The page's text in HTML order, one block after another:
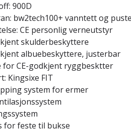
900D
bw2tech100+ vanntett og
CE personlig verneutstyr
skulderbeskyttere
albuebeskyttere, justerbar
for CE-godkjent ryggbesktter
Kingsixe FIT
system for ermer
for feste til bukse